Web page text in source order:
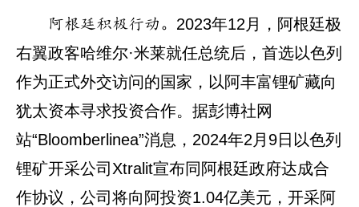
阿根廷积极行动。 2023年12月，阿根廷极
右翼政客哈维尔·米莱就任总统后，首选以色列
作为正式外交访问的国家，以阿丰富锂矿藏向
犹太资本寻求投资合作。据彭博社网
站“Bloomberlinea”消息，2024年2月9日以色列
锂矿开采公司Xtralit宣布同阿根廷政府达成合
作协议，公司将向阿投资1.04亿美元，开采阿